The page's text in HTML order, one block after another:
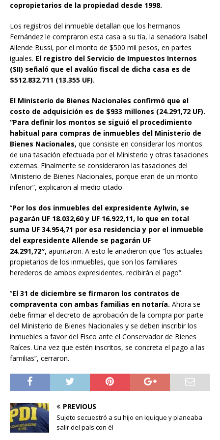
copropietarios de la propiedad desde 1998.
Los registros del inmueble detallan que los hermanos
Fernández le compraron esta casa a su tía, la senadora Isabel
Allende Bussi, por el monto de $500 mil pesos, en partes
iguales. El registro del Servicio de Impuestos Internos
(SII) señaló que el avalúo fiscal de dicha casa es de
$512.832.711 (13.355 UF).
El Ministerio de Bienes Nacionales confirmó que el
costo de adquisición es de $933 millones (24.291,72 UF).
“Para definir los montos se siguió el procedimiento
habitual para compras de inmuebles del Ministerio de
Bienes Nacionales, que consiste en considerar los montos
de una tasación efectuada por el Ministerio y otras tasaciones
externas. Finalmente se consideraron las tasaciones del
Ministerio de Bienes Nacionales, porque eran de un monto
inferior”, explicaron al medio citado
“Por los dos inmuebles del expresidente Aylwin, se
pagarán UF 18.032,60 y UF 16.922,11, lo que en total
suma UF 34.954,71 por esa residencia y por el inmueble
del expresidente Allende se pagarán UF
24.291,72″, apuntaron. A esto le añadieron que “los actuales
propietarios de los inmuebles, que son los familiares
herederos de ambos expresidentes, recibirán el pago”.
“El 31 de diciembre se firmaron los contratos de
compraventa con ambas familias en notaría. Ahora se
debe firmar el decreto de aprobación de la compra por parte
del Ministerio de Bienes Nacionales y se deben inscribir los
inmuebles a favor del Fisco ante el Conservador de Bienes
Raíces. Una vez que estén inscritos, se concreta el pago a las
familias”, cerraron.
PREVIOUS
Sujeto secuestró a su hijo en Iquique y planeaba
salir del país con él